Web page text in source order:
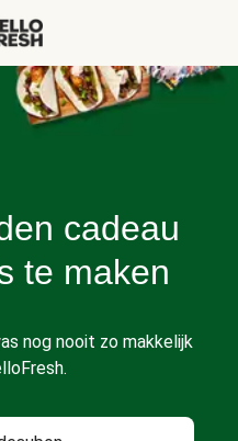
cadeau
te maken
nog nooit zo makkelijk